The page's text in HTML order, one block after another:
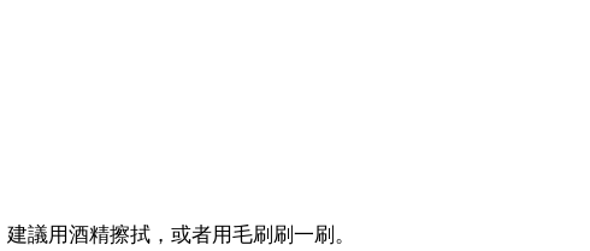
議用酒精擦拭，或者用毛刷刷一刷。